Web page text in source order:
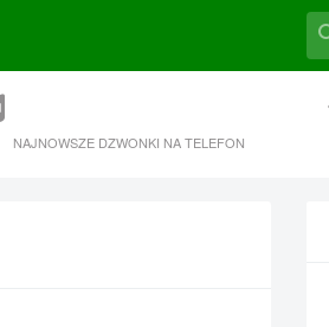
NAJNOWSZE DZWONKI NA TELEFON